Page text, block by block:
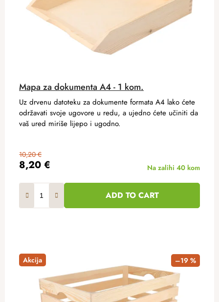
Mapa za dokumenta A4 - 1 kom.
8,20 €
10,20 €
Na zalihi 40 kom
ADD TO CART
Uz drvenu datoteku za dokumente formata A4 lako ćete
održavati svoje ugovore u redu, a ujedno ćete učiniti da
vaš ured miriše lijepo i ugodno.
Akcija –19 %